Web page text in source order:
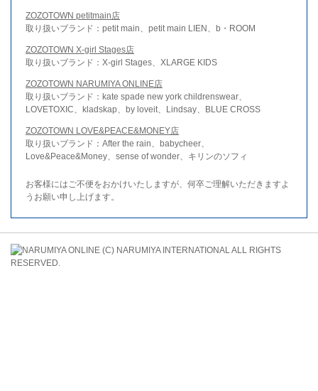
ZOZOTOWN petitmain店
取り扱いブランド：petit main、petit main LIEN、b・ROOM
ZOZOTOWN X-girl Stages店
取り扱いブランド：X-girl Stages、XLARGE KIDS
ZOZOTOWN NARUMIYA ONLINE店
取り扱いブランド：kate spade new york childrenswear、
LOVETOXIC、kladskap、by loveit、Lindsay、BLUE CROSS
ZOZOTOWN LOVE&PEACE&MONEY店
取り扱いブランド：After the rain、babycheer、
Love&Peace&Money、sense of wonder、キリンのソフィ
お客様にはご不便をおかけいたしますが、何卒ご理解いただきますよ
うお願い申し上げます。